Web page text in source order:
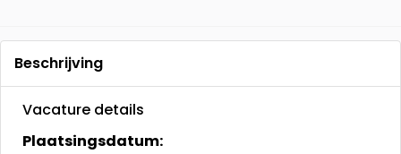
Beschrijving
Vacature details
Plaatsingsdatum: